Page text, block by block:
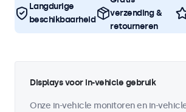
Langdurige
beschikbaarheid
verzending &
retourneren
Displays voor in-vehicle gebruik
Onze in-vehicle monitoren en in-